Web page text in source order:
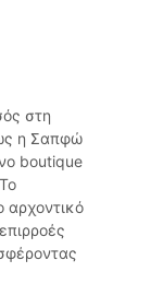
στη
η Σαπφώ
boutique
αρχοντικό